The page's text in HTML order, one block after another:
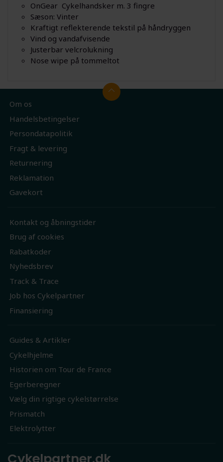
OnGear Cykelhandsker m. 3 fingre
Sæson: Vinter
Kraftigt reflekterende tekstil på håndryggen
Vind og vandafvisende
Justerbar velcrolukning
Nose wipe på tommeltot
Om os
Handelsbetingelser
Persondatapolitik
Fragt & levering
Returnering
Reklamation
Gavekort
Kontakt og åbningstider
Brug af cookies
Rabatkoder
Nyhedsbrev
Track & Trace
Job hos Cykelpartner
Finansiering
Guides & Artikler
Cykelhjelme
Historien om Tour de France
Egerberegner
Vælg din rigtige cykelstørrelse
Prismatch
Elektrolytter